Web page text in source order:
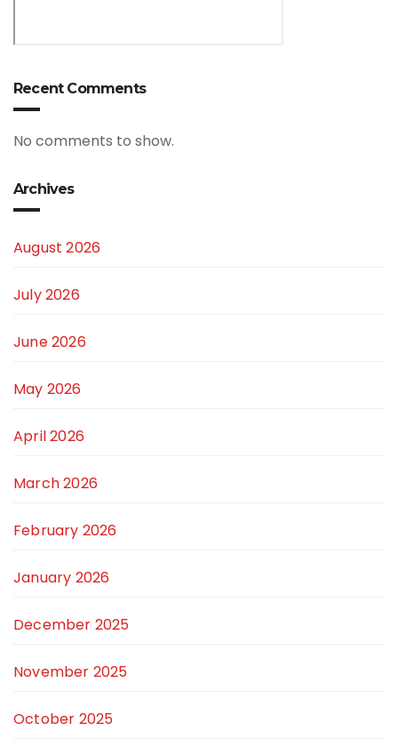
Recent Comments
No comments to show.
Archives
August 2026
July 2026
June 2026
May 2026
April 2026
March 2026
February 2026
January 2026
December 2025
November 2025
October 2025